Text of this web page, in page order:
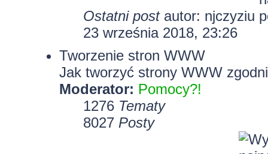
Ostatni postautor: njczyziu
23 września 2018, 23:26
Tworzenie stron WWW
Jak tworzyć strony WWW
Moderator: Pomocy?!
1276 Tematy
8027 Posty